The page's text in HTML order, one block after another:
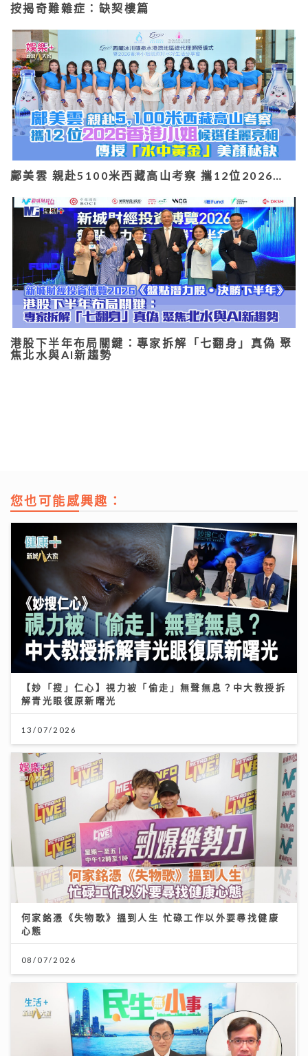
按揭奇難雜症：缺契樓篇
鄺美雲 親赴5100米西藏高山考察 攜12位2026…
港股下半年布局關鍵：專家拆解「七翻身」真偽 聚
焦北水與AI新趨勢
您也可能感興趣：
【妙「搜」仁心】視力被「偷走」無聲無息？中大教授拆
解青光眼復原新曙光
13/07/2026
何家銘憑《失物歌》搵到人生 忙碌工作以外要尋找健康
心態
08/07/2026